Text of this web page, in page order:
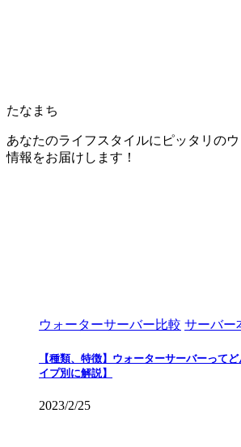
たなまち
あなたのライフスタイルにピッタリの
情報をお届けします！
ウォーターサーバー比較 サーバー
【種類、特徴】ウォーターサーバーって
イプ別に解説】
2023/2/25